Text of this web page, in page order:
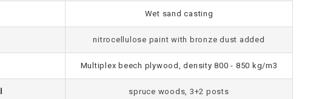
Wet sand casting
nitrocellulose paint with bronze dust added
Multiplex beech plywood, density 800 - 850 kg/m3
spruce woods, 3+2 posts